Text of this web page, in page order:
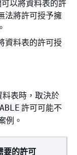
以將資料表的許
法將許可授予擁
資料表的許可授
料表時，取決於
許可可能不
例。
要的許可